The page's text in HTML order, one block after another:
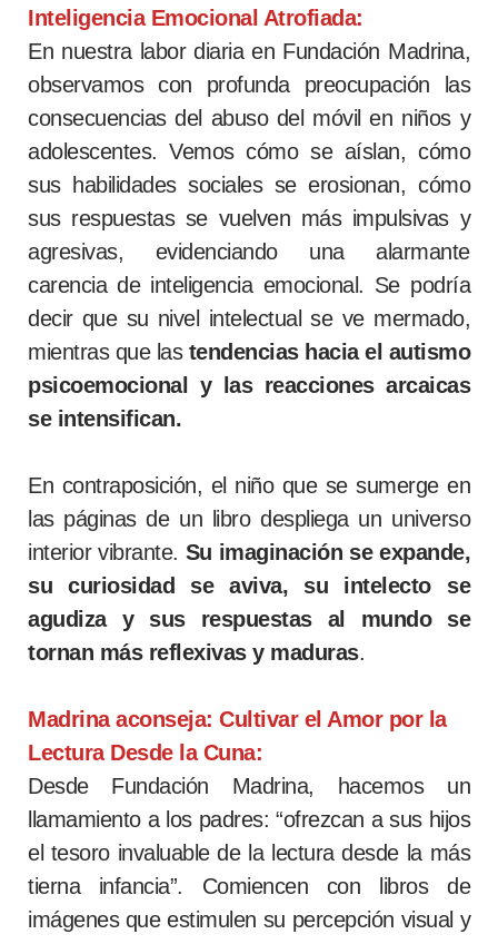
Inteligencia Emocional Atrofiada:
En nuestra labor diaria en Fundación Madrina,
observamos con profunda preocupación las
consecuencias del abuso del móvil en niños y
adolescentes. Vemos cómo se aíslan, cómo
sus habilidades sociales se erosionan, cómo
sus respuestas se vuelven más impulsivas y
agresivas, evidenciando una alarmante
carencia de inteligencia emocional. Se podría
decir que su nivel intelectual se ve mermado,
mientras que las tendencias hacia el autismo
psicoemocional y las reacciones arcaicas
se intensifican.
En contraposición, el niño que se sumerge en
las páginas de un libro despliega un universo
interior vibrante. Su imaginación se expande,
su curiosidad se aviva, su intelecto se
agudiza y sus respuestas al mundo se
tornan más reflexivas y maduras.
Madrina aconseja: Cultivar el Amor por la
Lectura Desde la Cuna:
Desde Fundación Madrina, hacemos un
llamamiento a los padres: “ofrezcan a sus hijos
el tesoro invaluable de la lectura desde la más
tierna infancia”. Comiencen con libros de
imágenes que estimulen su percepción visual y